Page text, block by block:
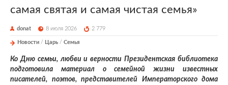
самая святая и самая чистая семья»
donat 8 июля 2026 2 779
Новости / Царь / Семья
Ко Дню семьи, любви и верности Президентская библиотека
подготовила материал о семейной жизни известных
писателей, поэтов, представителей Императорского дома